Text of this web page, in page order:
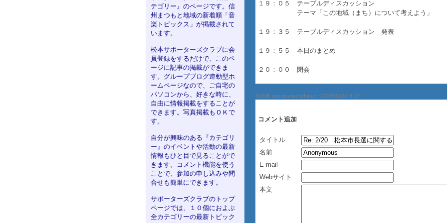
テゴリー』のページです。信
州まつもと地域の新着順「音
楽トピックス」が掲載されて
います。
松本サポーターズクラブに会
員登録をするだけで、このペ
ージに記事の掲載ができま
す。グループブログ連動型ホ
ームページなので、ご自宅の
パソコンから、好きな時に、
自由に情報掲載をすることが
できます。写真掲載もＯＫで
す。
自分が興味のある『カテゴリ
ー』のイベントや活動の最新
情報もひと目で見ることがで
きます。コメント機能を使う
ことで、参加の申し込みや問
合せも簡単にできます。
サポーターズクラブのトップ
ページでは、１０個におよぶ
全カテゴリーの最新トピック
１９：０５ テーブルディスカッション
テーマ「この地域（まち）について考えよう」
１９：３５ テーブルディスカッション 発表
１９：５５ 本日のまとめ
２０：００ 閉会
投稿者 razuso-machidukuri : 2008/02/20 0:17
コメント追加
タイトル
名前
E-mail
Webサイト
本文